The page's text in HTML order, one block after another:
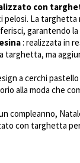
con
pelosi. La
garantendo
: realizzata in
targhetta, ma
a cerchi
alla moda che
compleanno,
con targhetta